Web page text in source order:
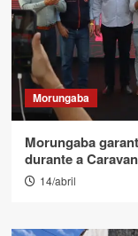
Morungaba
Morungaba
durante a
14/abril